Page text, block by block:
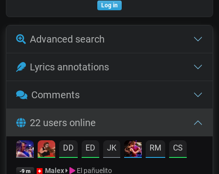
Log in
Advanced search
Lyrics annotations
Comments
22 users online
DD ED JK RM CS
-9 m Malex El pañuelito